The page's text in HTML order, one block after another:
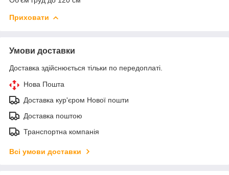
Приховати
Умови доставки
Доставка здійснюється тільки по передоплаті.
Нова Пошта
Доставка кур'єром Нової пошти
Доставка поштою
Транспортна компанія
Всі умови доставки